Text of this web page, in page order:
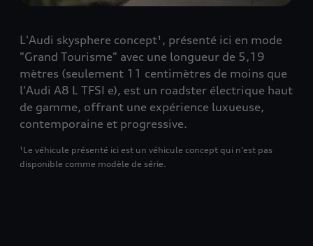
L'Audi skysphere concept¹, présenté ici en mode
"Grand Tourisme" avec une longueur de 5,19
mètres (seulement 11 centimètres de moins que
l'Audi A8 L TFSI e), est un roadster électrique haut
de gamme, offrant une expérience luxueuse,
contemporaine et progressive.
¹Le véhicule présenté ici est un véhicule concept qui n'est pas
disponible comme modèle de série.